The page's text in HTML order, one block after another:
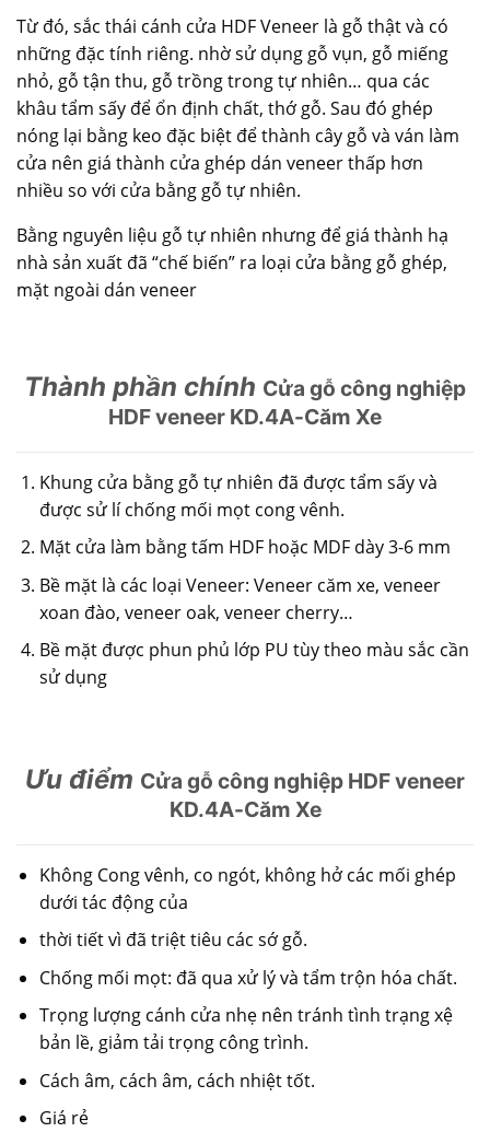
Từ đó, sắc thái cánh cửa HDF Veneer là gỗ thật và có
những đặc tính riêng. nhờ sử dụng gỗ vụn, gỗ miếng
nhỏ, gỗ tận thu, gỗ trồng trong tự nhiên… qua các
khâu tẩm sấy để ổn định chất, thớ gỗ. Sau đó ghép
nóng lại bằng keo đặc biệt để thành cây gỗ và ván làm
cửa nên giá thành cửa ghép dán veneer thấp hơn
nhiều so với cửa bằng gỗ tự nhiên.
Bằng nguyên liệu gỗ tự nhiên nhưng để giá thành hạ
nhà sản xuất đã “chế biến” ra loại cửa bằng gỗ ghép,
mặt ngoài dán veneer
Thành phần chính Cửa gỗ công nghiệp
HDF veneer KD.4A-Căm Xe
Khung cửa bằng gỗ tự nhiên đã được tẩm sấy và
được sử lí chống mối mọt cong vênh.
Mặt cửa làm bằng tấm HDF hoặc MDF dày 3-6 mm
Bề mặt là các loại Veneer: Veneer căm xe, veneer
xoan đào, veneer oak, veneer cherry…
Bề mặt được phun phủ lớp PU tùy theo màu sắc cần
sử dụng
Ưu điểm Cửa gỗ công nghiệp HDF veneer
KD.4A-Căm Xe
Không Cong vênh, co ngót, không hở các mối ghép
dưới tác động của
thời tiết vì đã triệt tiêu các sớ gỗ.
Chống mối mọt: đã qua xử lý và tẩm trộn hóa chất.
Trọng lượng cánh cửa nhẹ nên tránh tình trạng xệ
bản lề, giảm tải trọng công trình.
Cách âm, cách âm, cách nhiệt tốt.
Giá rẻ